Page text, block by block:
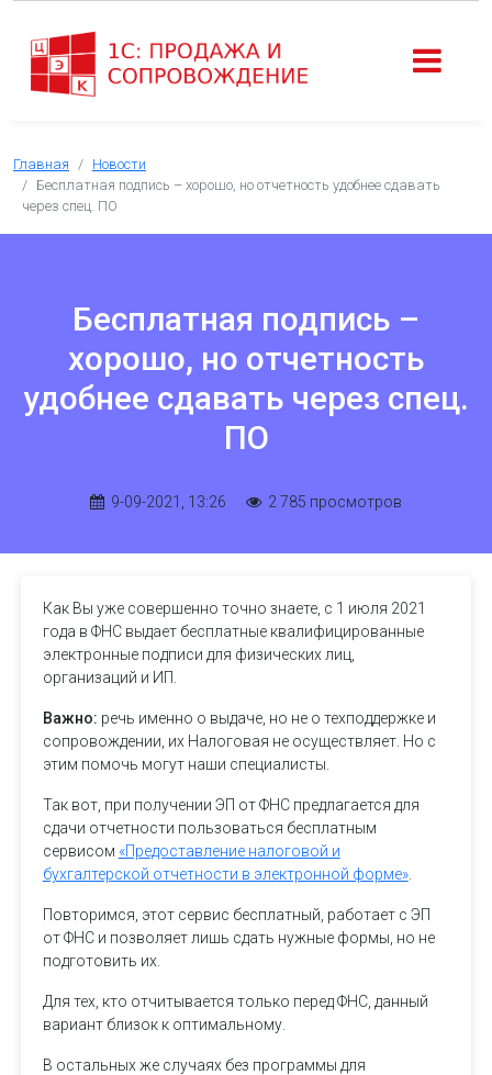
Главная
Новости
Бесплатная подпись – хорошо, но отчетность удобнее сдавать
через спец. ПО
Бесплатная подпись –
хорошо, но отчетность
удобнее сдавать через спец.
ПО
9-09-2021, 13:26 2 785 просмотров
Как Вы уже совершенно точно знаете, с 1 июля 2021
года в ФНС выдает бесплатные квалифицированные
электронные подписи для физических лиц,
организаций и ИП.
Важно: речь именно о выдаче, но не о техподдержке и
сопровождении, их Налоговая не осуществляет. Но с
этим помочь могут наши специалисты.
Так вот, при получении ЭП от ФНС предлагается для
сдачи отчетности пользоваться бесплатным
сервисом «Предоставление налоговой и
бухгалтерской отчетности в электронной форме».
Повторимся, этот сервис бесплатный, работает с ЭП
от ФНС и позволяет лишь сдать нужные формы, но не
подготовить их.
Для тех, кто отчитывается только перед ФНС, данный
вариант близок к оптимальному.
В остальных же случаях без программы для